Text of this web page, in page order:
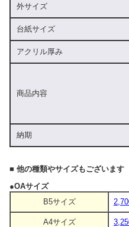
外サイズ
台紙サイズ
アクリル厚み
商品内容
納期
■ 他の種類やサイズもございます
●OAサイズ
B5サイズ
A4サイズ